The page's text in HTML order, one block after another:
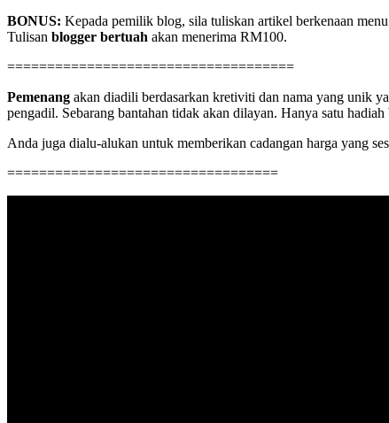
BONUS: Kepada pemilik blog, sila tuliskan artikel berkenaan
Tulisan blogger bertuah akan menerima RM100.
====================================
Pemenang akan diadili berdasarkan kretiviti dan nama yang unik
pengadil. Sebarang bantahan tidak akan dilayan. Hanya satu
Anda juga dialu-alukan untuk memberikan cadangan harga yang
==================================